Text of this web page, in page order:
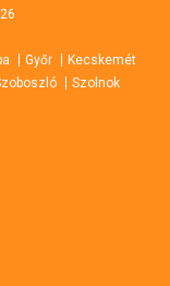
Győr
Kecskemét
Szolnok